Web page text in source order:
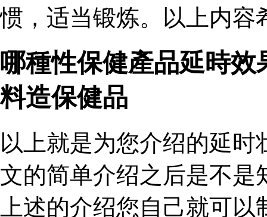
惯，适当锻炼。以上内容
哪種性保健產品延時
料造保健品
以上就是为您介绍的延
文的简单介绍之后是不是
上述的介绍您自己就可